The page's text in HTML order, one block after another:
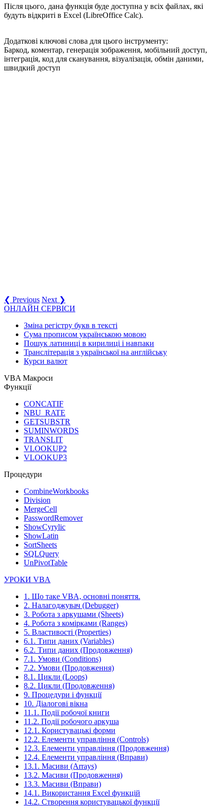
Після цього, дана функція буде доступна у всіх файлах, які
будуть відкриті в Excel (LibreOffice Calc).
Додаткові ключові слова для цього інструменту:
Баркод, коментар, генерація зображення, мобільний доступ,
інтеграція, код для сканування, візуалізація, обмін даними,
швидкий доступ
❮ Previous Next ❯
ОНЛАЙН СЕРВІСИ
Зміна регістру букв в тексті
Сума прописом українською мовою
Пошук латиниці в кирилиці і навпаки
Транслітерація з української на англійську
Курси валют
VBA Макроси
Функції
CONCATIF
NBU_RATE
GETSUBSTR
SUMINWORDS
TRANSLIT
VLOOKUP2
VLOOKUP3
Процедури
CombineWorkbooks
Division
MergeCell
PasswordRemover
ShowCyrylic
ShowLatin
SortSheets
SQLQuery
UnPivotTable
УРОКИ VBA
1. Що таке VBA, основні поняття.
2. Налагоджувач (Debugger)
3. Робота з аркушами (Sheets)
4. Робота з комірками (Ranges)
5. Властивості (Properties)
6.1. Типи даних (Variables)
6.2. Типи даних (Продовження)
7.1. Умови (Conditions)
7.2. Умови (Продовження)
8.1. Цикли (Loops)
8.2. Цикли (Продовження)
9. Процедури і функції
10. Діалогові вікна
11.1. Події робочої книги
11.2. Події робочого аркуша
12.1. Користувацькі форми
12.2. Елементи управління (Controls)
12.3. Елементи управління (Продовження)
12.4. Елементи управління (Вправи)
13.1. Масиви (Arrays)
13.2. Масиви (Продовження)
13.3. Масиви (Вправи)
14.1. Використання Excel функцій
14.2. Створення користувацької функції